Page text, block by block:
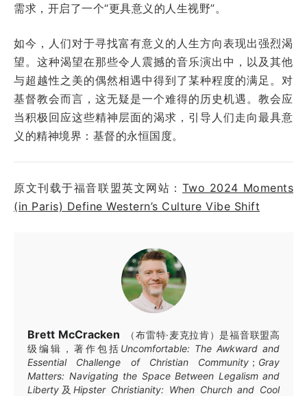
需求，开启了一个“更具意义的人生视野”。
如今，人们对于寻找富有意义的人生方向表现出强烈渴
望。这种渴望在那些令人震撼的音乐演出中，以及其他
与超越性之美的偶然相遇中得到了某种程度的满足。对
基督教会而言，这无疑是一个难得的历史机遇。教会应
当积极回应这些精神层面的渴求，引导人们走向最具意
义的精神境界：基督的永恒国度。
原文刊载于福音联盟英文网站： Two 2024 Moments
(in Paris) Define Western’s Culture Vibe Shift
Brett McCracken
（布雷特·麦克拉肯）是福音联盟高
级编辑，著作包括 Uncomfortable: The Awkward and
Essential Challenge of Christian Community ； Gray
Matters: Navigating the Space Between Legalism and
Liberty 及Hipster Christianity: When Church and Cool